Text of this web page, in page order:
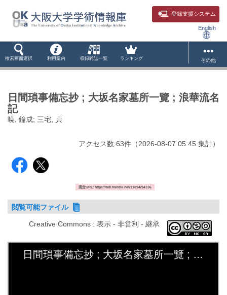
登録支援システム
English
検索画面選択 利用案内 収録雑誌一覧 ランキング その他
日間瑣事備忘抄 ; 大坂名家墓所一覽 ; 浪華流名
記
暁, 鐘成; 三宅, 貞
アクセス数:63件 （2026-08-07 05:45 集計）
固定URL: https://hdl.handle.net/11094/94336
閲覧可能ファイル
Creative Commons : 表示 - 非営利 - 継承